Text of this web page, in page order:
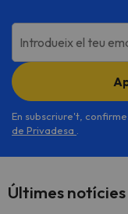
Introdueix el teu
En subscriure't,
de Privadesa
Últimes